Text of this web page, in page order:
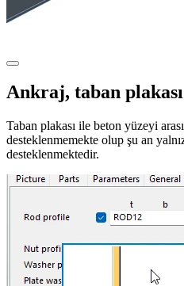
Ankraj, taban
Taban plakası ile beton yüzeyi
desteklenmemekte olup şu an
desteklenmektedir.